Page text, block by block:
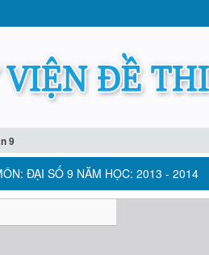
9
ĐẠI SỐ 9 NĂM HỌC: 2013 - 2014